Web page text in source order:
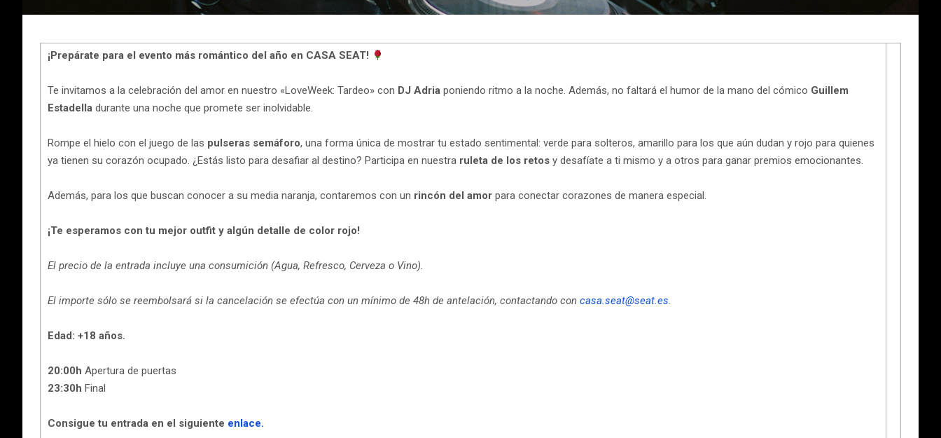
¡Prepárate para el evento más romántico del año en CASA SEAT!
Te invitamos a la celebración del amor en nuestro «LoveWeek: Tardeo» con DJ Adria poniendo ritmo a la noche. Además, no faltará el humor de la mano del cómico Guillem
Estadella durante una noche que promete ser inolvidable.
Rompe el hielo con el juego de las pulseras semáforo, una forma única de mostrar tu estado sentimental: verde para solteros, amarillo para los que aún dudan y rojo para quienes
ya tienen su corazón ocupado. ¿Estás listo para desafiar al destino? Participa en nuestra ruleta de los retos y desafíate a ti mismo y a otros para ganar premios emocionantes.
Además, para los que buscan conocer a su media naranja, contaremos con un rincón del amor para conectar corazones de manera especial.
¡Te esperamos con tu mejor outfit y algún detalle de color rojo!
El precio de la entrada incluye una consumición (Agua, Refresco, Cerveza o Vino).
El importe sólo se reembolsará si la cancelación se efectúa con un mínimo de 48h de antelación, contactando con casa.seat@seat.es.
Edad: +18 años.
20:00h Apertura de puertas
23:30h Final
Consigue tu entrada en el siguiente enlace.